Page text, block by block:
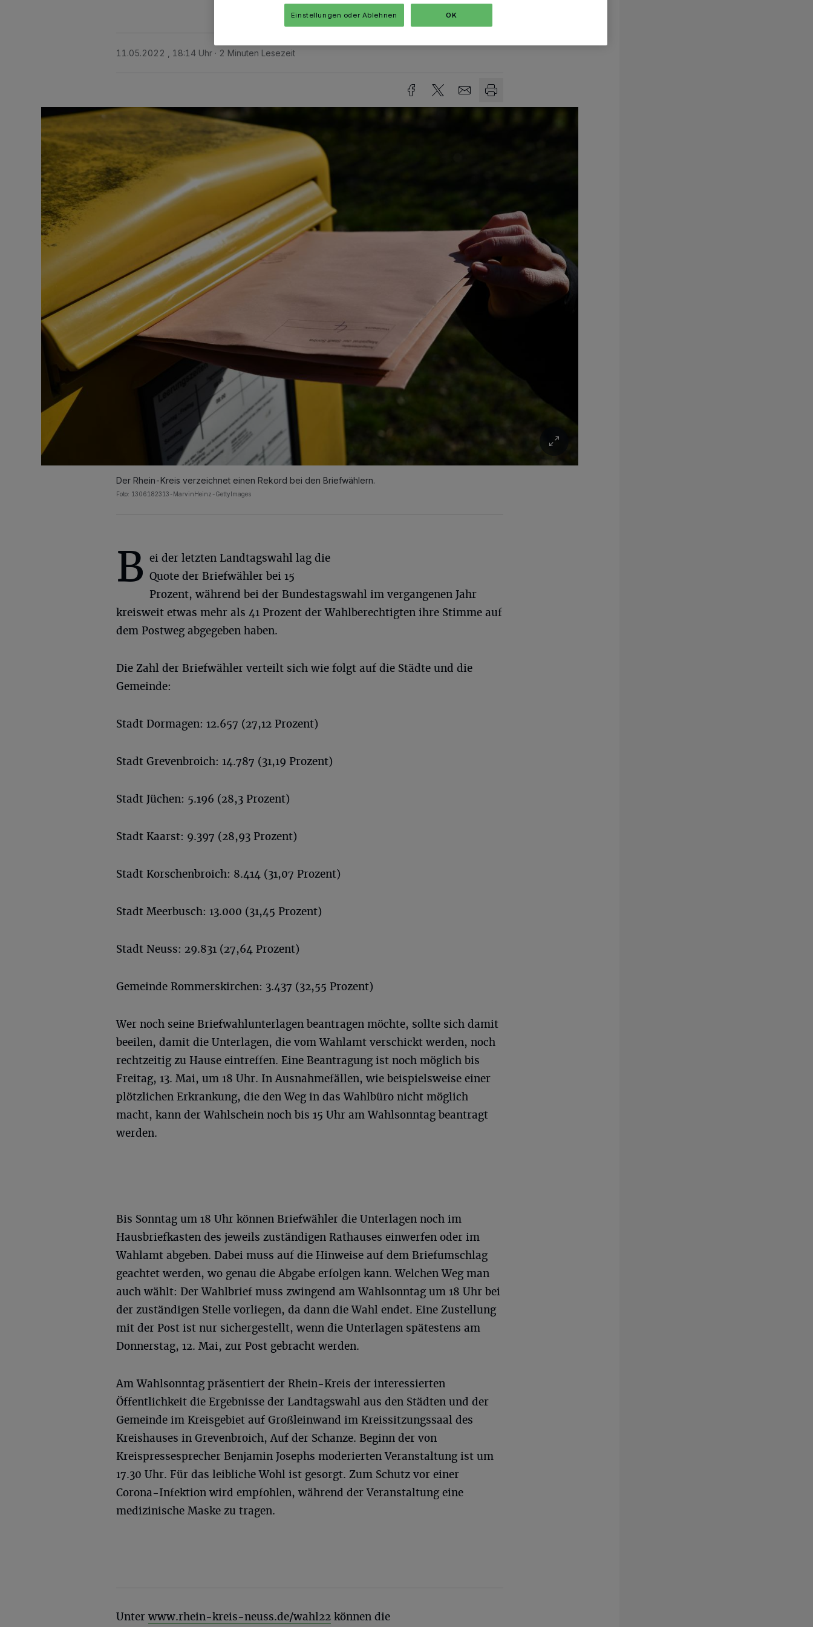
11.05.2022 , 18:14 Uhr 2 Minuten Lesezeit
Der Rhein-Kreis verzeichnet einen Rekord bei den Briefwählern.
Foto: 1306182313-MarvinHeinz-GettyImages
B ei der letzten Landtagswahl lag die
Quote der Briefwähler bei 15
Prozent, während bei der Bundestagswahl im vergangenen Jahr
kreisweit etwas mehr als 41 Prozent der Wahlberechtigten ihre Stimme auf
dem Postweg abgegeben haben.
Die Zahl der Briefwähler verteilt sich wie folgt auf die Städte und die
Gemeinde:
Stadt Dormagen: 12.657 (27,12 Prozent)
Stadt Grevenbroich: 14.787 (31,19 Prozent)
Stadt Jüchen: 5.196 (28,3 Prozent)
Stadt Kaarst: 9.397 (28,93 Prozent)
Stadt Korschenbroich: 8.414 (31,07 Prozent)
Stadt Meerbusch: 13.000 (31,45 Prozent)
Stadt Neuss: 29.831 (27,64 Prozent)
Gemeinde Rommerskirchen: 3.437 (32,55 Prozent)
Wer noch seine Briefwahlunterlagen beantragen möchte, sollte sich damit
beeilen, damit die Unterlagen, die vom Wahlamt verschickt werden, noch
rechtzeitig zu Hause eintreffen. Eine Beantragung ist noch möglich bis
Freitag, 13. Mai, um 18 Uhr. In Ausnahmefällen, wie beispielsweise einer
plötzlichen Erkrankung, die den Weg in das Wahlbüro nicht möglich
macht, kann der Wahlschein noch bis 15 Uhr am Wahlsonntag beantragt
werden.
Bis Sonntag um 18 Uhr können Briefwähler die Unterlagen noch im
Hausbriefkasten des jeweils zuständigen Rathauses einwerfen oder im
Wahlamt abgeben. Dabei muss auf die Hinweise auf dem Briefumschlag
geachtet werden, wo genau die Abgabe erfolgen kann. Welchen Weg man
auch wählt: Der Wahlbrief muss zwingend am Wahlsonntag um 18 Uhr bei
der zuständigen Stelle vorliegen, da dann die Wahl endet. Eine Zustellung
mit der Post ist nur sichergestellt, wenn die Unterlagen spätestens am
Donnerstag, 12. Mai, zur Post gebracht werden.
Am Wahlsonntag präsentiert der Rhein-Kreis der interessierten
Öffentlichkeit die Ergebnisse der Landtagswahl aus den Städten und der
Gemeinde im Kreisgebiet auf Großleinwand im Kreissitzungssaal des
Kreishauses in Grevenbroich, Auf der Schanze. Beginn der von
Kreispressesprecher Benjamin Josephs moderierten Veranstaltung ist um
17.30 Uhr. Für das leibliche Wohl ist gesorgt. Zum Schutz vor einer
Corona-Infektion wird empfohlen, während der Veranstaltung eine
medizinische Maske zu tragen.
Unter www.rhein-kreis-neuss.de/wahl22 können die
Einstellungen oder Ablehnen OK